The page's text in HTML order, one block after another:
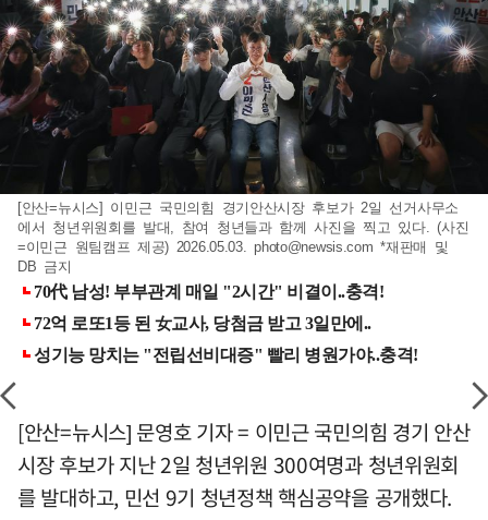
[안산=뉴시스] 이민근 국민의힘 경기안산시장 후보가 2일 선거사무소
에서 청년위원회를 발대, 참여 청년들과 함께 사진을 찍고 있다. (사진
=이민근 원팀캠프 제공) 2026.05.03.photo@newsis.com *재판매 및
DB 금지
[안산=뉴시스] 문영호 기자 = 이민근 국민의힘 경기 안산
시장 후보가 지난 2일 청년위원 300여명과 청년위원회
를 발대하고, 민선 9기 청년정책 핵심공약을 공개했다.